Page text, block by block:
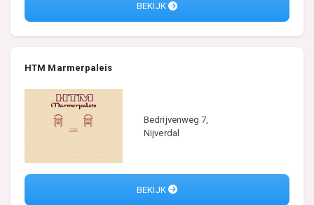
BEKIJK
HTM Marmerpaleis
Bedrijvenweg 7,
Nijverdal
BEKIJK